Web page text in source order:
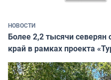
НОВОСТИ
Более 2,2 тысячи
край в рамках проекта